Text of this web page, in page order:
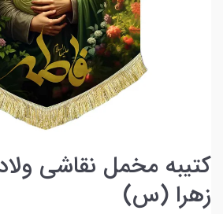
کتیبه مخمل نقاشی
زهرا (س)